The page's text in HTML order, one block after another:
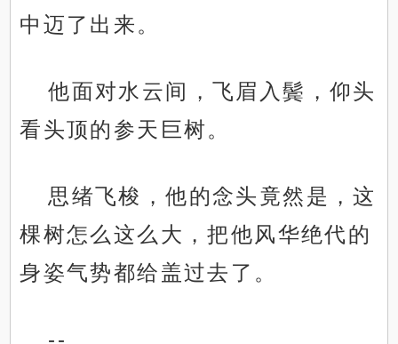
中迈了出来。
他面对水云间，飞眉入鬓，仰头
看头顶的参天巨树。
思绪飞梭，他的念头竟然是，这
棵树怎么这么大，把他风华绝代的
身姿气势都给盖过去了。
--